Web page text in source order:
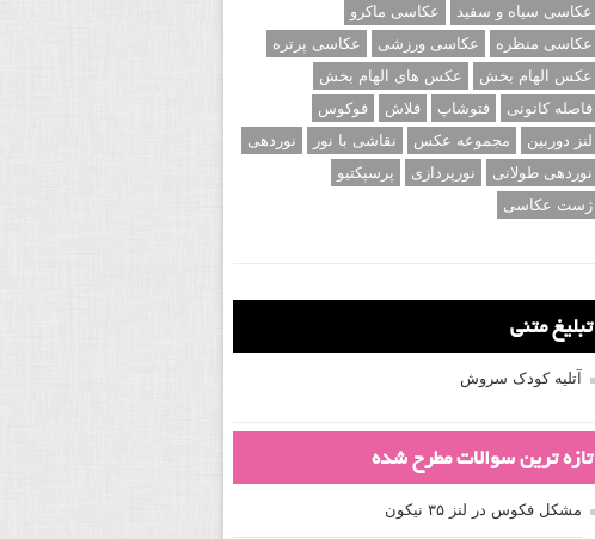
عکاسی سیاه و سفید
عکاسی ماکرو
عکاسی منظره
عکاسی ورزشی
عکاسی پرتره
عکس الهام بخش
عکس های الهام بخش
فاصله کانونی
فتوشاپ فلاش
فوکوس
لنز دوربین
مجموعه عکس نقاشی با نور
نوردهی
نوردهی طولانی
نورپردازی
پرسپکتیو
ژست عکاسی
تبلیغ متنی
آتلیه کودک سروش
تازه ترین سوالات مطرح شده
مشکل فکوس در لنز ۳۵ نیکون